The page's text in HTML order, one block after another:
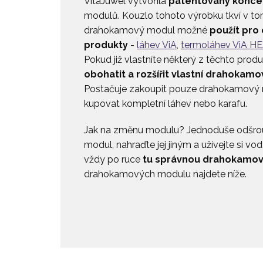
modulů. Kouzlo tohoto výrobku tkví v
drahokamový modul možné použít pro
produkty - láhev ViA termoláhev ViA
Pokud již vlastníte některý z těchto
obohatit a rozšířit vlastní
Postačuje zakoupit pouze drahokamový
kupovat kompletní láhev nebo karafu.
Jak na změnu modulu? Jednoduše
modul, nahraďte jej jiným a užívejte si
vždy po ruce tu správnou
drahokamových modulu najdete níže.